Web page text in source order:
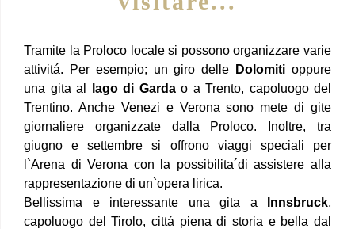
Tramite la Proloco locale si possono organizzare varie
attivitá. Per esempio; un giro delle
Dolomitioppure
una gita al
lago di Gardao a Trento, capoluogo del
Trentino. Anche Venezi e Verona sono mete di gite
giornaliere organizzate dalla Proloco. Inoltre, tra
giugno e settembre si offrono viaggi speciali per
l`Arena di Verona con la possibilita´di assistere alla
rappresentazione di un`opera lirica.
Bellissima e interessante una gita a
Innsbruck,
capoluogo del Tirolo, cittá piena di storia e bella dal